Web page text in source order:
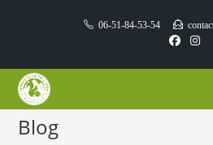
06-51-84-53-54
Blog